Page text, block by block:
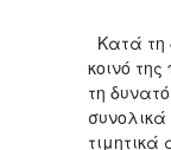
Κατά τη
κοινό
τη